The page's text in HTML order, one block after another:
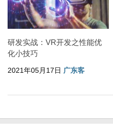
研发实战：VR开发之性能优
化小技巧
2021年05月17日 广东客